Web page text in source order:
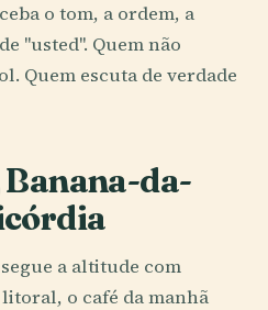
o tom, a ordem, a
"usted". Quem não
Quem escuta de verdade
Banana-da-
a altitude com
o café da manhã